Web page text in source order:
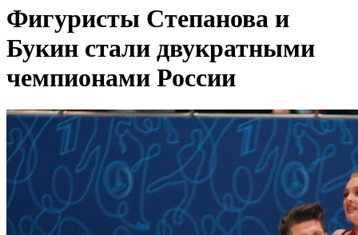
Фигуристы Степанова и
Букин стали двукратными
чемпионами России